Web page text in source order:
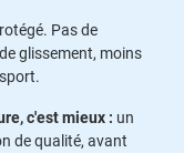
Pas de
glissement, moins
c'est mieux : un
de qualité, avant